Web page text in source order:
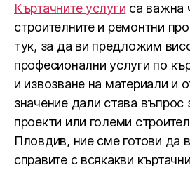
Къртачните услуги са важна
строителните и ремонтни
тук, за да ви предложим
професионални услуги по
и извозване на материали и
значение дали става
проекти или големи
Пловдив, ние сме готови да
справите с всякакви